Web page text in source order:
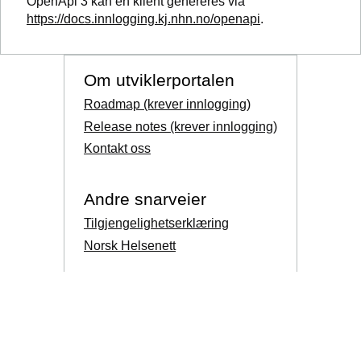
https://docs.innlogging.kj.nhn.no/openapi.
Om utviklerportalen
Roadmap (krever innlogging)
Release notes (krever innlogging)
Kontakt oss
Andre snarveier
Tilgjengelighetserklæring
Norsk Helsenett